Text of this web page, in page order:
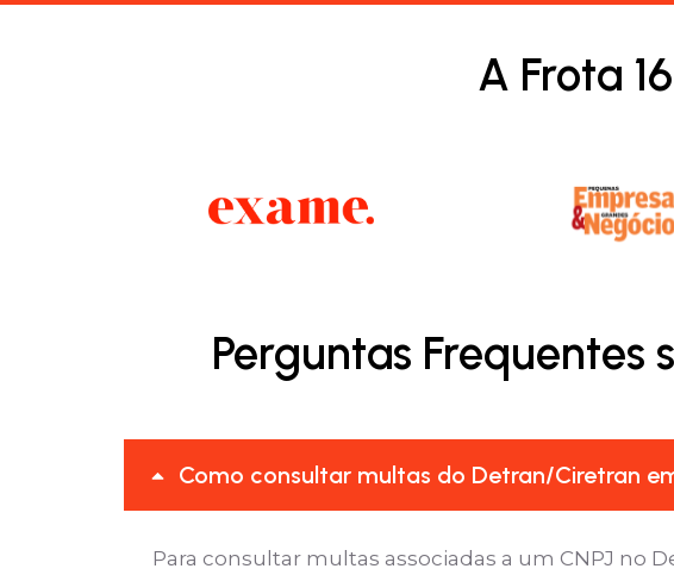
A Frota
Perguntas
Como consultar multas do Detran/Ciretran
Para consultar multas associadas a um CNPJ no